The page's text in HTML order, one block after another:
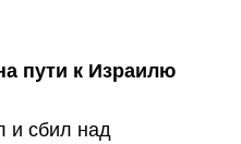
пути к Израилю
и сбил над